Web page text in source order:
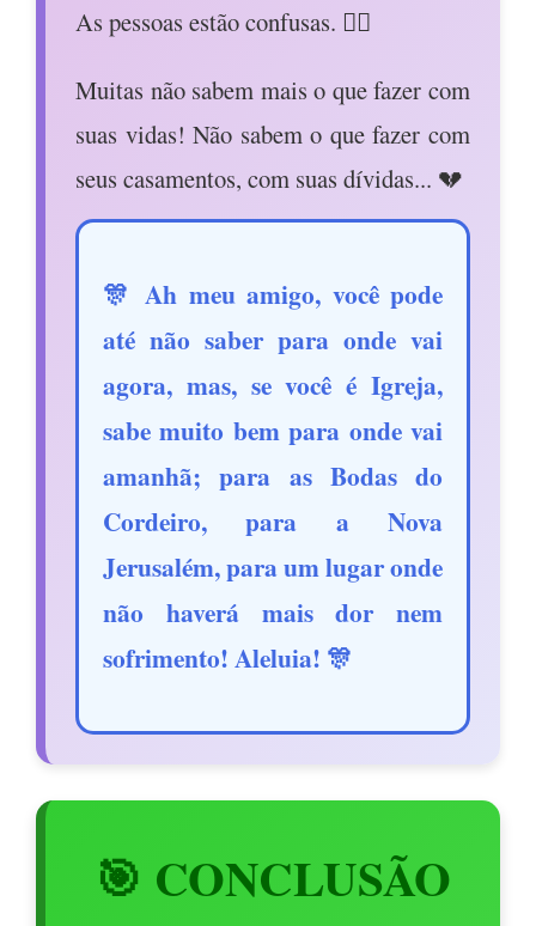
As pessoas estão confusas. 😵‍💫
Muitas não sabem mais o que fazer com
suas vidas! Não sabem o que fazer com
seus casamentos, com suas dívidas... 💔
🎊 Ah meu amigo, você pode
até não saber para onde vai
agora, mas, se você é Igreja,
sabe muito bem para onde vai
amanhã; para as Bodas do
Cordeiro, para a Nova
Jerusalém, para um lugar onde
não haverá mais dor nem
sofrimento! Aleluia! 🎊
🎯 CONCLUSÃO